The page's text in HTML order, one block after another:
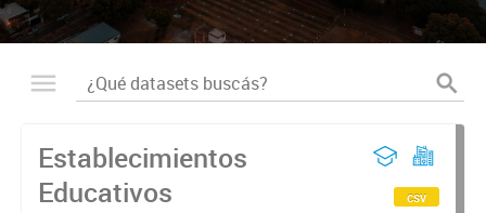
Establecimientos
Educativos
csv